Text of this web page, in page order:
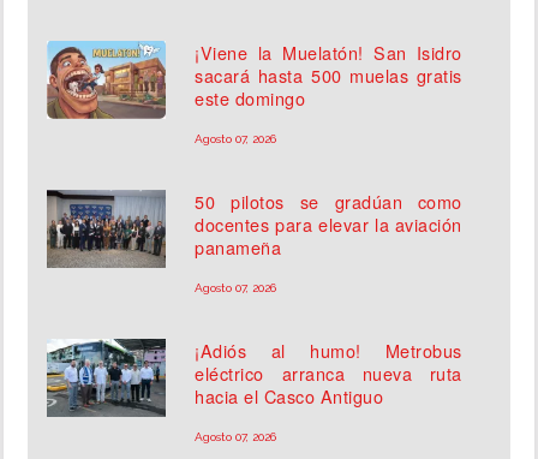
¡Viene la Muelatón! San Isidro
sacará hasta 500 muelas gratis
este domingo
Agosto 07, 2026
50 pilotos se gradúan como
docentes para elevar la aviación
panameña
Agosto 07, 2026
¡Adiós al humo! Metrobus
eléctrico arranca nueva ruta
hacia el Casco Antiguo
Agosto 07, 2026